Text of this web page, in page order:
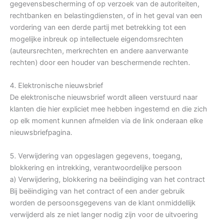
gegevensbescherming of op verzoek van de autoriteiten,
rechtbanken en belastingdiensten, of in het geval van een
vordering van een derde partij met betrekking tot een
mogelijke inbreuk op intellectuele eigendomsrechten
(auteursrechten, merkrechten en andere aanverwante
rechten) door een houder van beschermende rechten.
4. Elektronische nieuwsbrief
De elektronische nieuwsbrief wordt alleen verstuurd naar
klanten die hier expliciet mee hebben ingestemd en die zich
op elk moment kunnen afmelden via de link onderaan elke
nieuwsbriefpagina.
5. Verwijdering van opgeslagen gegevens, toegang,
blokkering en intrekking, verantwoordelijke persoon
a) Verwijdering, blokkering na beëindiging van het contract
Bij beëindiging van het contract of een ander gebruik
worden de persoonsgegevens van de klant onmiddellijk
verwijderd als ze niet langer nodig zijn voor de uitvoering